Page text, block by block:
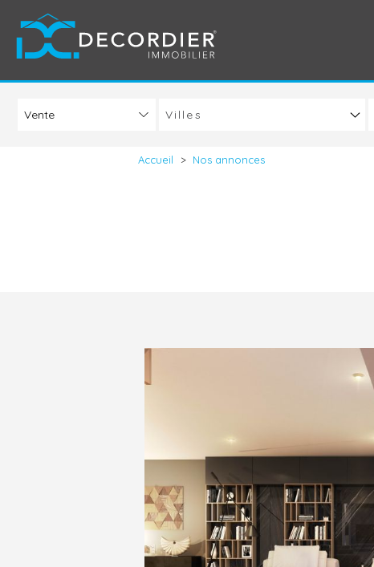
Villes
Accueil > Nos annonces